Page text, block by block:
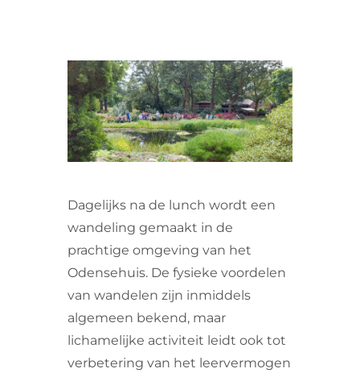
ORGANISATIE
VRIJWILLIGERS & STAGIAIRES
Dagelijks na de lunch wordt een
wandeling gemaakt in de
prachtige omgeving van het
Odensehuis. De fysieke voordelen
van wandelen zijn inmiddels
algemeen bekend, maar
lichamelijke activiteit leidt ook tot
verbetering van het leervermogen